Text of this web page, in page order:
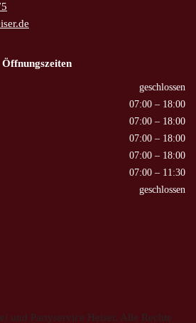
Öffnungszeiten
geschlossen
07:00 – 18:00
07:00 – 18:00
07:00 – 18:00
07:00 – 18:00
07:00 – 11:30
geschlossen
und Partyservice Heiser. Alle Rechte